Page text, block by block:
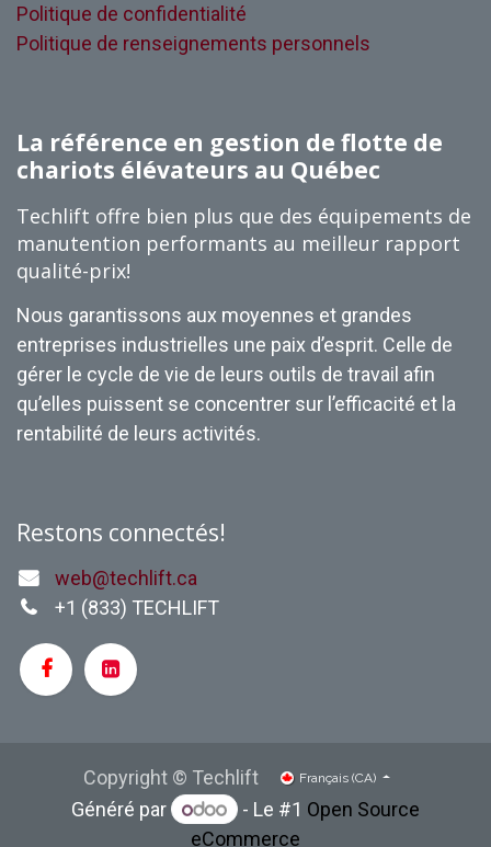
Politique de confidentialité
Politique de renseignements personnels
La référence en gestion de flotte de
chariots élévateurs au Québec
Techlift offre bien plus que des équipements de
manutention performants au meilleur rapport
qualité-prix!
Nous garantissons aux moyennes et grandes
entreprises industrielles une paix d’esprit. Celle de
gérer le cycle de vie de leurs outils de travail afin
qu’elles puissent se concentrer sur l’efficacité et la
rentabilité de leurs activités.
Restons connectés!
web@techlift.ca
+1 (833) TECHLIFT
Copyright © Techlift Français (CA)
Généré par - Le #1 Open Source
eCommerce